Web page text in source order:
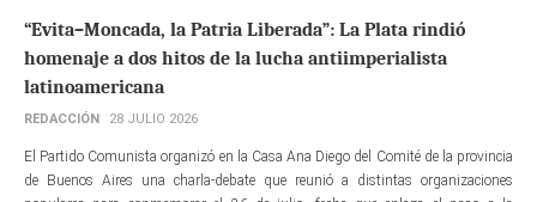
“Evita–Moncada, la Patria Liberada”: La Plata rindió
homenaje a dos hitos de la lucha antiimperialista
latinoamericana
REDACCIÓN 28 JULIO 2026
El Partido Comunista organizó en la Casa Ana Diego del Comité de la provincia
de Buenos Aires una charla-debate que reunió a distintas organizaciones